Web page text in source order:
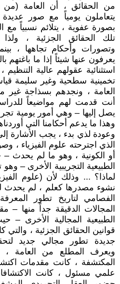
من الحقائق ، أن العامة (من
يتعاملون يومياً مع صور
بصورة عفوية ، يتلائم نسبياً مع
تلك الحقائق الجزئية ،
وتصورات وأحكام تجاهها ،
يعرفون عنها شيئاً إذا ما باغتهم
استثنائية عقولهم عالية
تخمينية سطحية وغير سليمة
العامة ، ونجدهم بسذاجة غير
أنت قدمت لهم مواضيعاً
يصل إليها – وهي أمور يومية
وهذا ما يدعم أحكامنا التي
وعودة لذي بدء ، يجب الأشارة
الذي اجترحته علوم الفيزياء ،
أو الكونية ، وهو ما لم يحدث –
الطبيعية التجريبية الأخرى –
لماذا؟ ... وذلك لأن (علوم
نشوء مصدرها كعلم ، لم يحدث
الفصامي لتاريخ تطور
المجالات الدقيقة جداً منها –
الطبيعية المجالية الأخرى
قوانين الحقائق الجزئية ،
جديدة تطور مجالي جديد
ويعرف المطلع من العامة ،
المكتشفة ، كانت مقدمات
علمي مسئول ، كانت